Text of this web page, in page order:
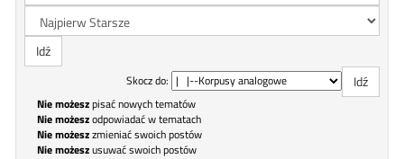
Skocz do:
Nie możeszpisać nowych tematów
Nie możeszodpowiadać w tematach
Nie możeszzmieniać swoich postów
Nie możeszusuwać swoich postów